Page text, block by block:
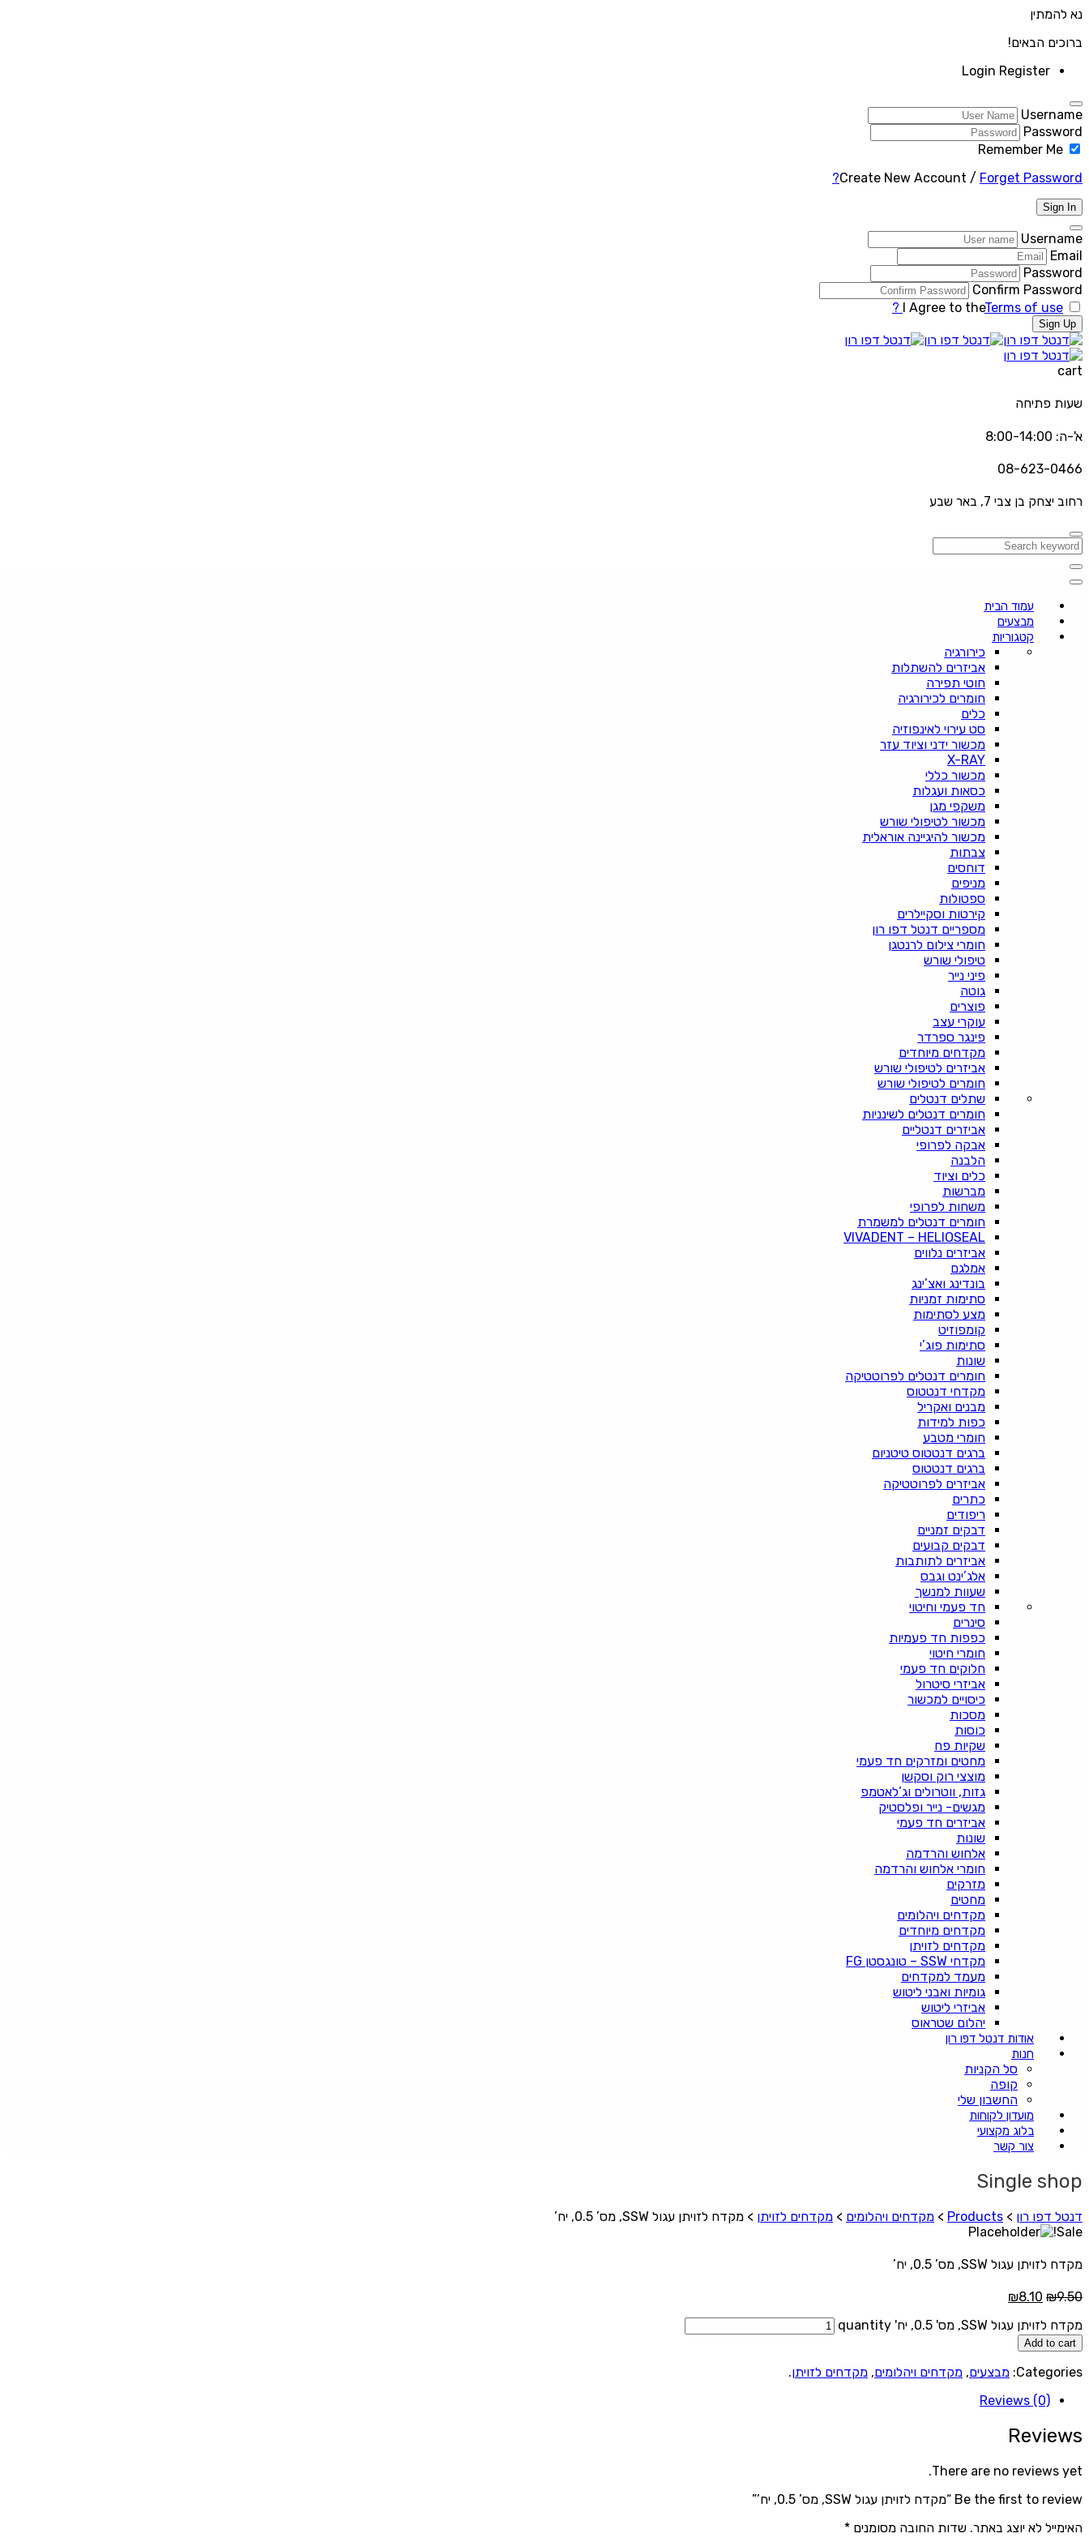
נא להמתין
ברוכים הבאים!
Login Register
Username
Password
Remember Me
Create New Account / Forget Password?
Sign In
Username
Email
Password
Confirm Password
I Agree to theTerms of use ?
Sign Up
cart
שעות פתיחה
א'-ה: 8:00-14:00
08-623-0466
רחוב יצחק בן צבי 7, באר שבע
עמוד הבית
מבצעים
קטגוריות
כירורגיה
אביזרים להשתלות
חוטי תפירה
חומרים לכירורגיה
כלים
סט עירוי לאינפוזיה
מכשור ידני וציוד עזר
X-RAY
מכשור כללי
כסאות ועגלות
משקפי מגן
מכשור לטיפולי שורש
מכשור להיגיינה אוראלית
צבתות
דוחסים
מניפים
ספטולות
קירטות וסקיילרים
מספריים דנטל דפו רון
חומרי צילום לרנטגן
טיפולי שורש
פיני נייר
גוטה
פוצרים
עוקרי עצב
פינגר ספרדר
מקדחים מיוחדים
אביזרים לטיפולי שורש
חומרים לטיפולי שורש
שתלים דנטלים
חומרים דנטלים לשינניות
אביזרים דנטליים
אבקה לפרופי
הלבנה
כלים וציוד
מברשות
משחות לפרופי
חומרים דנטלים למשמרת
VIVADENT – HELIOSEAL
אביזרים נלווים
אמלגם
בונדינג ואצ’ינג
סתימות זמניות
מצע לסתימות
קומפוזיט
סתימות פוג’י
שונות
חומרים דנטלים לפרוטטיקה
מקדחי דנטטוס
מבנים ואקריל
כפות למידות
חומרי מטבע
ברגים דנטטוס טיטניום
ברגים דנטטוס
אביזרים לפרוטטיקה
כתרים
ריפודים
דבקים זמניים
דבקים קבועים
אביזרים לתותבות
אלג’ינט וגבס
שעוות למנשך
חד פעמי וחיטוי
סינרים
כפפות חד פעמיות
חומרי חיטוי
חלוקים חד פעמי
אביזרי סיטרול
כיסויים למכשור
מסכות
כוסות
שקיות פח
מחטים ומזרקים חד פעמי
מוצצי רוק וסקשן
גזות, ווטרולים וג’לאטמפ
מגשים- נייר ופלסטיק
אביזרים חד פעמי
שונות
אלחוש והרדמה
חומרי אלחוש והרדמה
מזרקים
מחטים
מקדחים ויהלומים
מקדחים מיוחדים
מקדחים לזויתן
מקדחי SSW – טונגסטן FG
מעמד למקדחים
גומיות ואבני ליטוש
אביזרי ליטוש
יהלום שטראוס
אודות דנטל דפו רון
חנות
סל הקניות
קופה
החשבון שלי
מועדון לקוחות
בלוג מקצועי
צור קשר
Single shop
דנטל דפו רון >
Products
> מקדחים ויהלומים > מקדחים לזויתן > מקדח לזויתן עגול SSW, מס’ 0.5, יח’
Sale!
מקדח לזויתן עגול SSW, מס’ 0.5, יח’
₪9.50
₪8.10
מקדח לזויתן עגול SSW, מס' 0.5, יח' quantity
Add to cart
Categories: מבצעים, מקדחים ויהלומים, מקדחים לזויתן.
Reviews (0)
Reviews
There are no reviews yet.
Be the first to review “מקדח לזויתן עגול SSW, מס’ 0.5, יח’”
האימייל לא יוצג באתר. שדות החובה מסומנים *